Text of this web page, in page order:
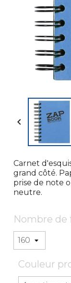

Carnet
grand côté.
prise de note
neutre.
Nombre de
Couleur